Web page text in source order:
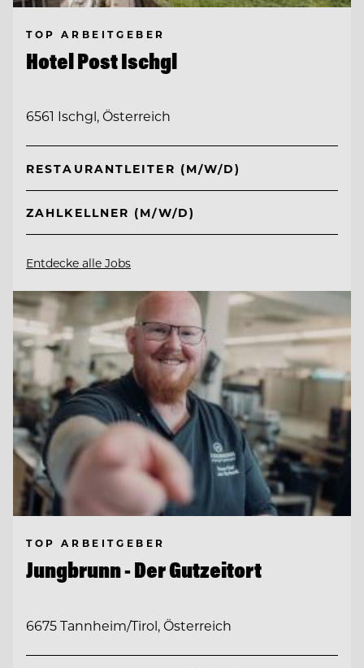
TOP ARBEITGEBER
Hotel Post Ischgl
6561 Ischgl, Österreich
RESTAURANTLEITER (M/W/D)
ZAHLKELLNER (M/W/D)
Entdecke alle Jobs
TOP ARBEITGEBER
Jungbrunn - Der Gutzeitort
6675 Tannheim/Tirol, Österreich